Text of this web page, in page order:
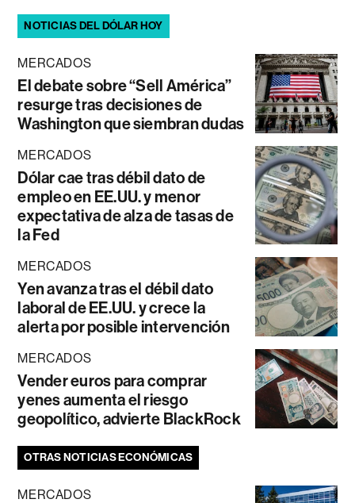
NOTICIAS DEL DÓLAR HOY
MERCADOS
El debate sobre “Sell América”
resurge tras decisiones de
Washington que siembran dudas
MERCADOS
Dólar cae tras débil dato de
empleo en EE.UU. y menor
expectativa de alza de tasas de
la Fed
MERCADOS
Yen avanza tras el débil dato
laboral de EE.UU. y crece la
alerta por posible intervención
MERCADOS
Vender euros para comprar
yenes aumenta el riesgo
geopolítico, advierte BlackRock
OTRAS NOTICIAS ECONÓMICAS
MERCADOS